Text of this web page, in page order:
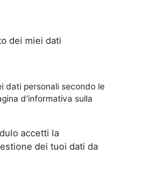
dei miei dati
dati personali secondo le
d'informativa sulla
accetti la
dei tuoi dati da